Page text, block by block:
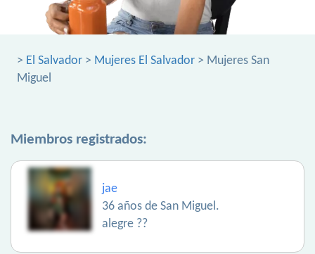
> El Salvador > Mujeres El Salvador > Mujeres San
Miguel
Miembros registrados:
jae
36 años de San Miguel.
alegre ??